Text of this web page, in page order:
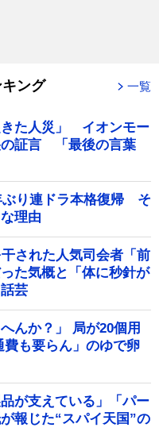
ング 一覧
きた人災」 イオンモー
の証言 「最後の言葉
ぶり連ドラ本格復帰 そ
理由
された人気司会者「前
た気概と「体に秒針が
芸
んか？」 局が20個用
も要らん」のゆで卵
が支えている」「パー
報じた“スパイ天国”の